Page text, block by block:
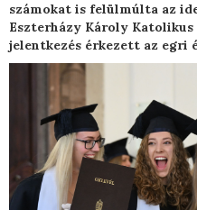
számokat is felülmúlta az
Eszterházy Károly
jelentkezés érkezett az egri